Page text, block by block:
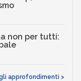
non per tutti:
approfondimenti >